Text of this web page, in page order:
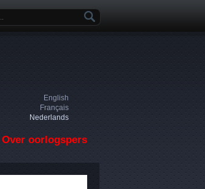
English
Français
Nederlands
Over oorlogspers